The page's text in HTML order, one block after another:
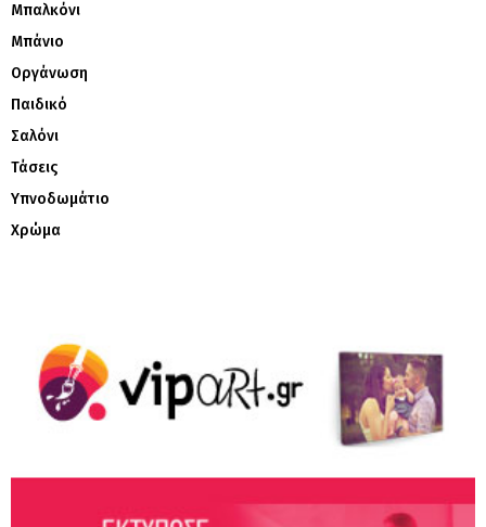
Μπαλκόνι
Μπάνιο
Οργάνωση
Παιδικό
Σαλόνι
Τάσεις
Υπνοδωμάτιο
Χρώμα